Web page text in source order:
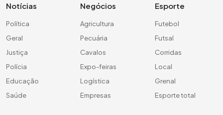
Notícias
Política
Geral
Justiça
Polícia
Educação
Saúde
Negócios
Agricultura
Pecuária
Cavalos
Expo-feiras
Logística
Empresas
Esporte
Futebol
Futsal
Corridas
Local
Grenal
Esporte total